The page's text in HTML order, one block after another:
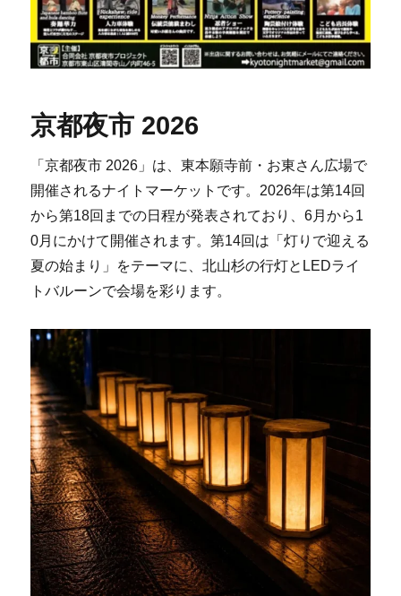
京都夜市 2026
「京都夜市 2026」は、東本願寺前・お東さん広場で
開催されるナイトマーケットです。2026年は第14回
から第18回までの日程が発表されており、6月から1
0月にかけて開催されます。第14回は「灯りで迎える
夏の始まり」をテーマに、北山杉の行灯とLEDライ
トバルーンで会場を彩ります。